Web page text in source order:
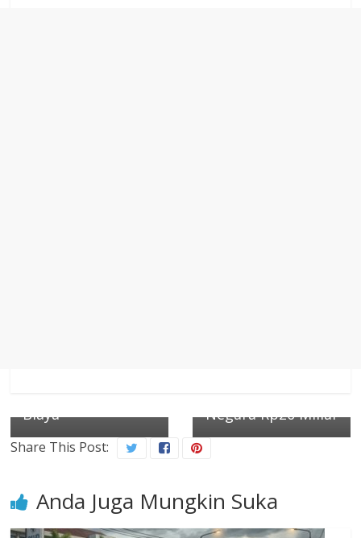
Biaya
Negara Rp20 Miliar
Share This Post:
Anda Juga Mungkin Suka